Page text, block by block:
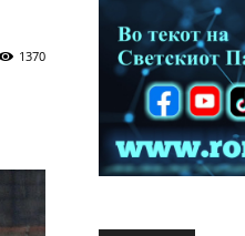
1370